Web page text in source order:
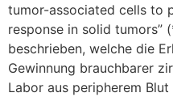
tumor-associated cells to
response in solid tumors”
beschrieben, welche die
Gewinnung brauchbarer
Labor aus peripherem